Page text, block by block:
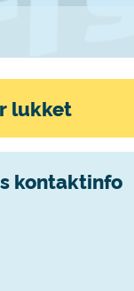
lukket
kontaktinfo